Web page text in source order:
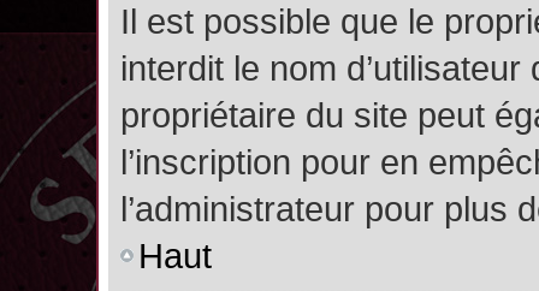
Il est possible que le
interdit le nom
propriétaire du site peut
l’inscription pour en
l’administrateur pour plus
Haut